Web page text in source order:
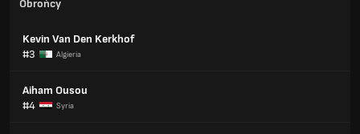
Obrońcy
Kevin Van Den Kerkhof
#3
Algieria
Aiham Ousou
#4
Syria